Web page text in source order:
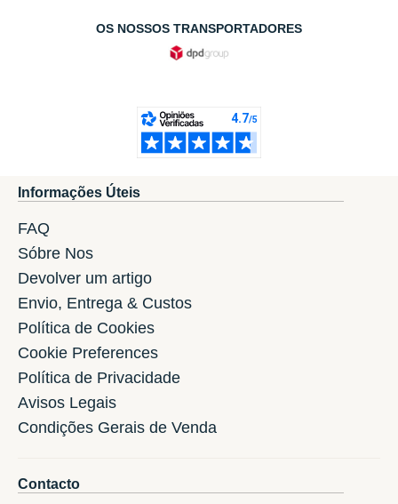
OS NOSSOS TRANSPORTADORES
Informações Úteis
FAQ
Sóbre Nos
Devolver um artigo
Envio, Entrega & Custos
Política de Cookies
Cookie Preferences
Política de Privacidade
Avisos Legais
Condições Gerais de Venda
Contacto